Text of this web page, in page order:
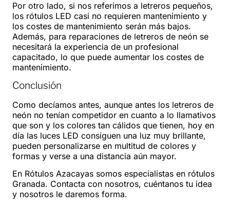
Por otro lado, si nos referimos a letreros pequeños,
los rótulos LED casi no requieren mantenimiento y
los costes de mantenimiento serán más bajos.
Además, para reparaciones de letreros de neón se
necesitará la experiencia de un profesional
capacitado, lo que puede aumentar los costes de
mantenimiento.
Conclusión
Como decíamos antes, aunque antes los letreros de
neón no tenían competidor en cuanto a lo llamativos
que son y los colores tan cálidos que tienen, hoy en
día las luces LED consiguen una luz muy brillante,
pueden personalizarse en multitud de colores y
formas y verse a una distancia aún mayor.
En Rótulos Azacayas somos especialistas en rótulos
Granada. Contacta con nosotros, cuéntanos tu idea
y nosotros le daremos forma.